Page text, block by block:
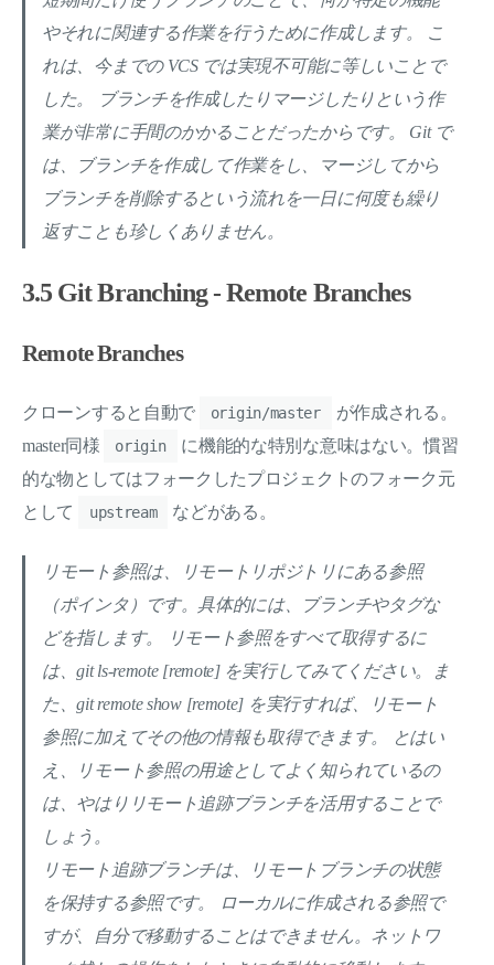
やそれに関連する作業を行うために作成します。 こ
れは、今までの VCS では実現不可能に等しいことで
した。 ブランチを作成したりマージしたりという作
業が非常に手間のかかることだったからです。 Git で
は、ブランチを作成して作業をし、マージしてから
ブランチを削除するという流れを一日に何度も繰り
返すことも珍しくありません。
3.5 Git Branching - Remote Branches
Remote Branches
クローンすると自動で origin/master
が作成される。
master同様
origin
に機能的な特別な意味はない。慣習
的な物としてはフォークしたプロジェクトのフォーク元
として
upstream などがある。
リモート参照は、リモートリポジトリにある参照
（ポインタ）です。具体的には、ブランチやタグな
どを指します。 リモート参照をすべて取得するに
は、git ls-remote [remote] を実行してみてください。ま
た、git remote show [remote] を実行すれば、リモート
参照に加えてその他の情報も取得できます。 とはい
え、リモート参照の用途としてよく知られているの
は、やはりリモート追跡ブランチを活用することで
しょう。
リモート追跡ブランチは、リモートブランチの状態
を保持する参照です。 ローカルに作成される参照で
すが、自分で移動することはできません。ネットワ